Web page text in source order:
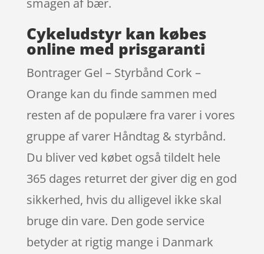
Cykeludstyr kan købes
online med prisgaranti
Bontrager Gel – Styrbånd Cork –
Orange kan du finde sammen med
resten af de populære fra varer i vores
gruppe af varer Håndtag & styrbånd.
Du bliver ved købet også tildelt hele
365 dages returret der giver dig en god
sikkerhed, hvis du alligevel ikke skal
bruge din vare. Den gode service
betyder at rigtig mange i Danmark